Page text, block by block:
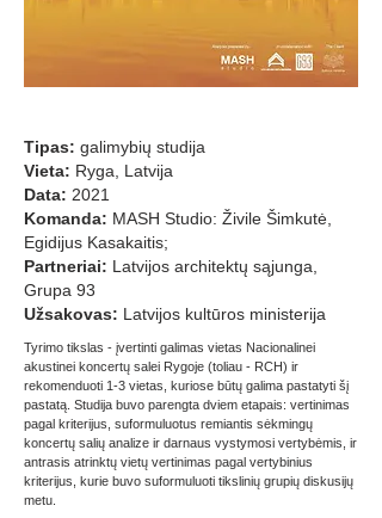
Tipas: galimybių studija
Vieta: Ryga, Latvija
Data: 2021
Komanda: MASH Studio: Živile Šimkutė,
Egidijus Kasakaitis;
Partneriai: Latvijos architektų sąjunga,
Grupa 93
Užsakovas: Latvijos kultūros ministerija
Tyrimo tikslas - įvertinti galimas vietas Nacionalinei
akustinei koncertų salei Rygoje (toliau - RCH) ir
rekomenduoti 1-3 vietas, kuriose būtų galima pastatyti šį
pastatą. Studija buvo parengta dviem etapais: vertinimas
pagal kriterijus, suformuluotus remiantis sėkmingų
koncertų salių analize ir darnaus vystymosi vertybėmis, ir
antrasis atrinktų vietų vertinimas pagal vertybinius
kriterijus, kurie buvo suformuluoti tikslinių grupių diskusijų
metu.